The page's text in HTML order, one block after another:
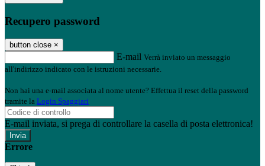
Recupero password
button close ×
E-mail Verrà inviato un messaggio
all'indirizzo indicato con le istruzioni necessarie.
Non hai una e-mail associata al nome utente? Effettua il reset della password
tramite la Login Spaggiari
E-mail inviata, si prega di controllare la casella di posta elettronica!
Errore